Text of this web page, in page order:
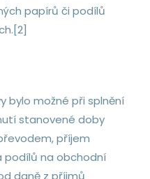
papírů či podílů
bylo možné při splnění
stanovené doby
příjem
podílů na obchodní
daně z příjmů